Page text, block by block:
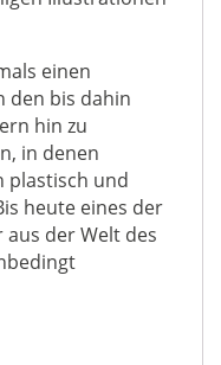
einen
den bis dahin
hin zu
in denen
plastisch und
heute eines der
der Welt des